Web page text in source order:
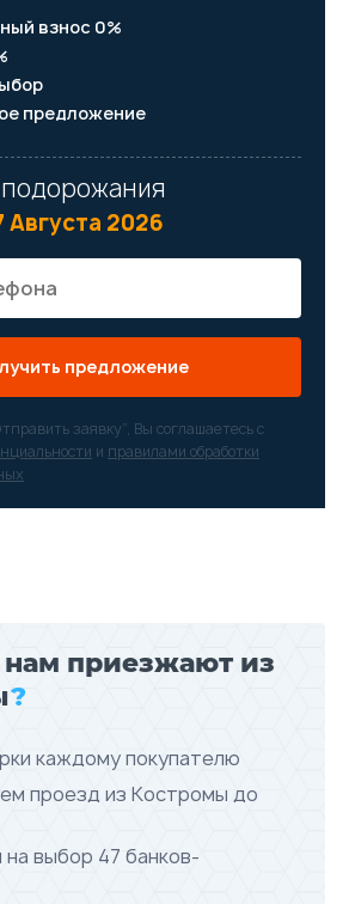
взнос 0%
предложение
Августа 2026
предложение
заявку”, Вы соглашаетесь с
и правилами обработки
приезжают из
?
каждому покупателю
проезд из Костромы до
выбор 47 банков-